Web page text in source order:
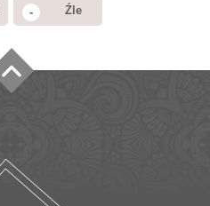
- Źle